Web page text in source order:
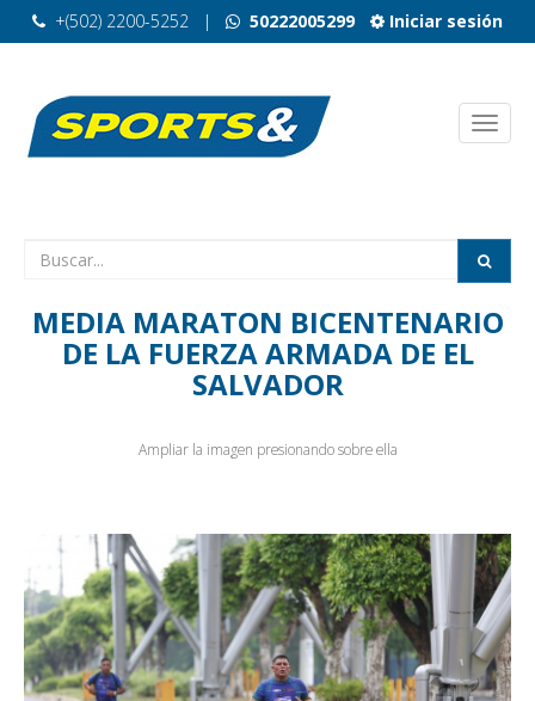
Iniciar sesión
+(502) 2200-5252 | 50222005299
MEDIA MARATON BICENTENARIO
DE LA FUERZA ARMADA DE EL
SALVADOR
Ampliar la imagen presionando sobre ella